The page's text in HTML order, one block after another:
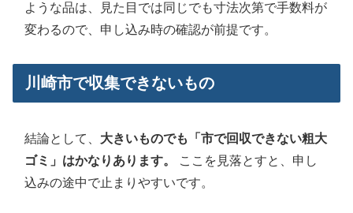
ような品は、見た目では同じでも寸法次第で手数料が
変わるので、申し込み時の確認が前提です。
川崎市で収集できないもの
結論として、 大きいものでも「市で回収できない粗大
ゴミ」はかなりあります。
ここを見落とすと、申し
込みの途中で止まりやすいです。